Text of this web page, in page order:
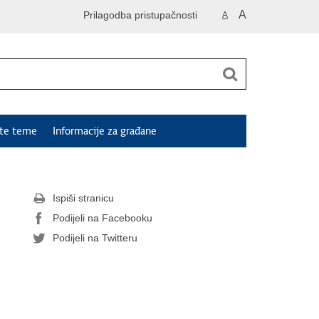
A A
Prilagodba pristupačnosti
teme Informacije za građane
Ispiši stranicu
Podijeli na Facebooku
Podijeli na Twitteru